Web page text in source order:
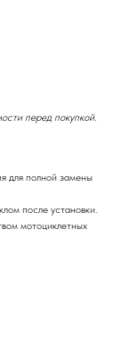
перед покупкой.
для полной замены
после установки.
мотоциклетных